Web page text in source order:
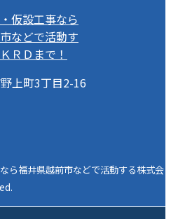
上町3丁目2-16
ら福井県越前市などで活動する株式会